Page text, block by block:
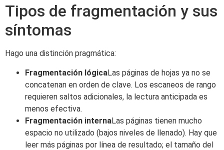
Tipos de fragmentación y sus
síntomas
Hago una distinción pragmática:
Fragmentación lógicaLas páginas de hojas ya no se
concatenan en orden de clave. Los escaneos de rango
requieren saltos adicionales, la lectura anticipada es
menos efectiva.
Fragmentación internaLas páginas tienen mucho
espacio no utilizado (bajos niveles de llenado). Hay que
leer más páginas por línea de resultado; el tamaño del